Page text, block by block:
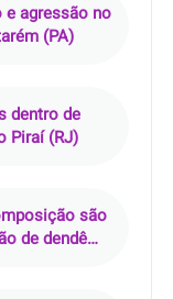
e agressão no
(PA)
dentro de
Piraí (RJ)
são
de dendê